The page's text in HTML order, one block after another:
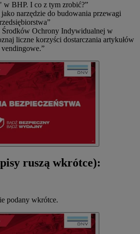
w BHP. I co z tym zrobić?”
narzędzie do budowania przewagi
Środków Ochrony Indywidualnej w
liczne korzyści dostarczania artykułów
ruszą wkrótce):
podany wkrótce.